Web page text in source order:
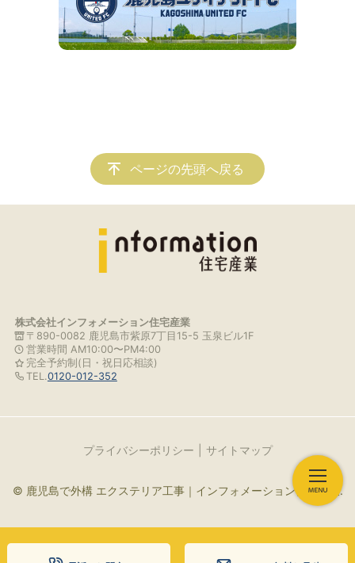
ページの先頭へ戻る
株式会社インフォメーション住宅産業
〒890-0082 鹿児島市紫原7丁目15-5 玉泉ビル1F
営業時間 AM10:00〜PM4:00
完全予約制(日・祝日応相談)
TEL.0120-012-352
プライバシーポリシー サイトマップ
© 鹿児島で外構 エクステリア工事｜インフォメーション住宅産業.